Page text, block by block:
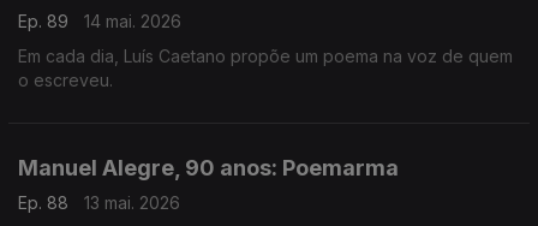
Ep. 89
14 mai. 2026
Em cada dia, Luís Caetano propõe um poema na voz de quem
o escreveu.
Manuel Alegre, 90 anos: Poemarma
Ep. 88
13 mai. 2026